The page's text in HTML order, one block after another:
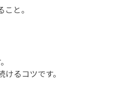
と。
るコツです。